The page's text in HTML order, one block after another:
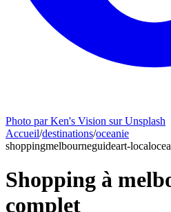
Photo par Ken's Vision sur Unsplash
Accueil/destinations/oceanie
shoppingmelbourneguideart-local
Shopping à
complet